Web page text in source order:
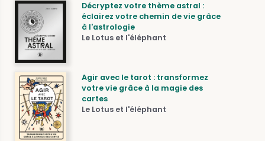
Décryptez votre thème astral :
éclairez votre chemin de vie grâce
à l'astrologie
Le Lotus et l'éléphant
Agir avec le tarot : transformez
votre vie grâce à la magie des
cartes
Le Lotus et l'éléphant